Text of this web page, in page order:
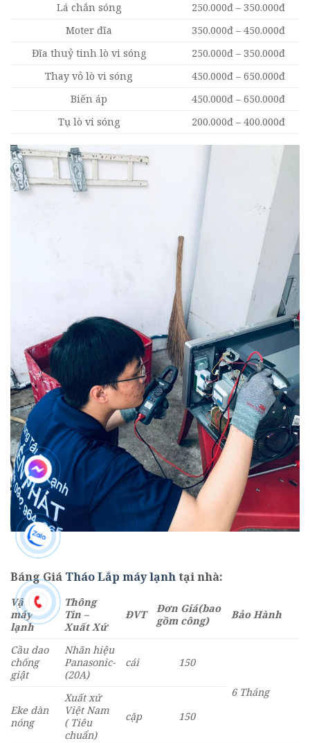
Lá chắn sóng
250.000đ – 350.000đ
Moter đĩa
350.000đ – 450.000đ
Đĩa thuỷ tinh lò vi sóng
250.000đ – 350.000đ
Thay vỏ lò vi sóng
450.000đ – 650.000đ
Biến áp
450.000đ – 650.000đ
Tụ lò vi sóng
200.000đ – 400.000đ
Báng Giá Tháo Lắp máy lạnhtạinhà:
Vật tư
máy
lạnh
Thông
Tin –
Xuất Xứ
ĐVT Đơn Giá(bao
gồm công)
Bảo Hành
Cầu dao
chống
giật
Nhãn hiệu
Panasonic-
(20A)
cái 150
6 Tháng
Eke dàn
nóng
Xuất xứ
Việt Nam
( Tiêu
chuẩn)
cặp 150